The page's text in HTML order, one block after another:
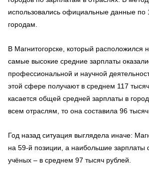
использовались официальные данные по
городам.
В Магнитогорске, который расположился
самые высокие средние зарплаты
профессиональной и научной
этой сфере получают в среднем 117
касается общей средней зарплаты в
всем отраслям, то она составила 96 тысяч
Год назад ситуация выглядела иначе:
на 59-й позиции, а наибольшие зарплаты
учёных – в среднем 97 тысяч рублей.